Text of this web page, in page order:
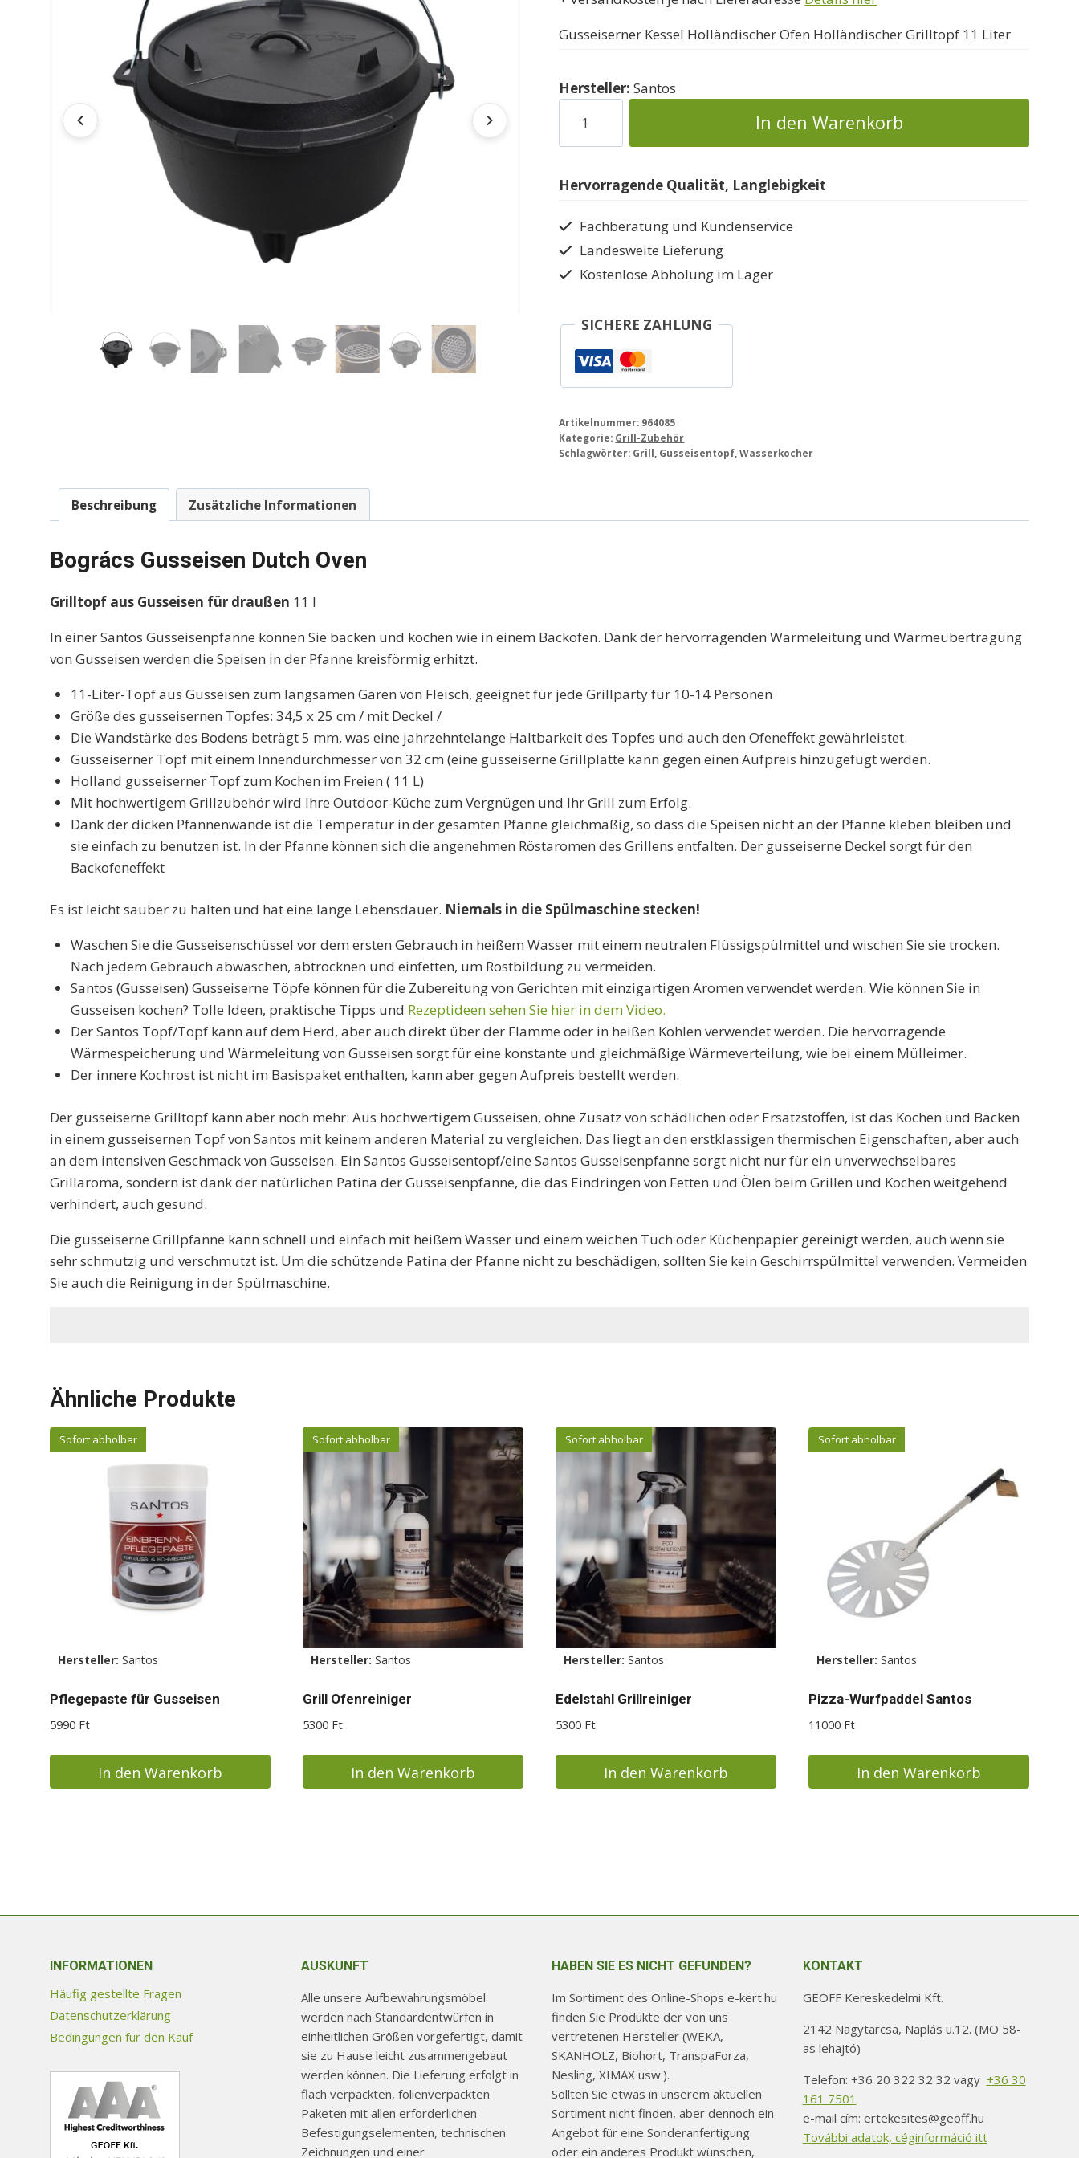
Gusseiserner Kessel Holländischer Ofen Holländischer Grilltopf 11 Liter
Hersteller:Santos
Gusseisen
Dutch
Menge
In den Warenkorb
Hervorragende Qualität, Langlebigkeit
Fachberatung und Kundenservice
Landesweite Lieferung
Kostenlose Abholung im Lager
SICHERE ZAHLUNG
Artikelnummer: 964085
Kategorie: Grill-Zubehör
Schlagwörter: Grill Gusseisentopf ,Wasserkocher
Beschreibung Zusätzliche Informationen
Bogrács Gusseisen Dutch Oven
Grilltopf aus Gusseisen für draußen 11 l
In einer Santos Gusseisenpfanne können Sie backen und kochen wie in einem Backofen. Dank der hervorragenden Wärmeleitung und Wärmeübertragung
von Gusseisen werden die Speisen in der Pfanne kreisförmig erhitzt.
11-Liter-Topf aus Gusseisen zum langsamen Garen von Fleisch, geeignet für jede Grillparty für 10-14 Personen
Größe des gusseisernen Topfes: 34,5 x 25 cm / mit Deckel /
Die Wandstärke des Bodens beträgt 5 mm, was eine jahrzehntelange Haltbarkeit des Topfes und auch den Ofeneffekt gewährleistet.
Gusseiserner Topf mit einem Innendurchmesser von 32 cm (eine gusseiserne Grillplatte kann gegen einen Aufpreis hinzugefügt werden.
Holland gusseiserner Topf zum Kochen im Freien ( 11 L)
Mit hochwertigem Grillzubehör wird Ihre Outdoor-Küche zum Vergnügen und Ihr Grill zum Erfolg.
Dank der dicken Pfannenwände ist die Temperatur in der gesamten Pfanne gleichmäßig, so dass die Speisen nicht an der Pfanne kleben bleiben und
sie einfach zu benutzen ist. In der Pfanne können sich die angenehmen Röstaromen des Grillens entfalten. Der gusseiserne Deckel sorgt für den
Backofeneffekt
Es ist leicht sauber zu halten und hat eine lange Lebensdauer. Niemals in die Spülmaschine stecken!
Waschen Sie die Gusseisenschüssel vor dem ersten Gebrauch in heißem Wasser mit einem neutralen Flüssigspülmittel und wischen Sie sie trocken.
Nach jedem Gebrauch abwaschen, abtrocknen und einfetten, um Rostbildung zu vermeiden.
Santos (Gusseisen) Gusseiserne Töpfe können für die Zubereitung von Gerichten mit einzigartigen Aromen verwendet werden. Wie können Sie in
Gusseisen kochen? Tolle Ideen, praktische Tipps und Rezeptideen sehen Sie hier in dem Video.
Der Santos Topf/Topf kann auf dem Herd, aber auch direkt über der Flamme oder in heißen Kohlen verwendet werden. Die hervorragende
Wärmespeicherung und Wärmeleitung von Gusseisen sorgt für eine konstante und gleichmäßige Wärmeverteilung, wie bei einem Mülleimer.
Der innere Kochrost ist nicht im Basispaket enthalten, kann aber gegen Aufpreis bestellt werden.
Der gusseiserne Grilltopf kann aber noch mehr: Aus hochwertigem Gusseisen, ohne Zusatz von schädlichen oder Ersatzstoffen, ist das Kochen und Backen
in einem gusseisernen Topf von Santos mit keinem anderen Material zu vergleichen. Das liegt an den erstklassigen thermischen Eigenschaften, aber auch
an dem intensiven Geschmack von Gusseisen. Ein Santos Gusseisentopf/eine Santos Gusseisenpfanne sorgt nicht nur für ein unverwechselbares
Grillaroma, sondern ist dank der natürlichen Patina der Gusseisenpfanne, die das Eindringen von Fetten und Ölen beim Grillen und Kochen weitgehend
verhindert, auch gesund.
Die gusseiserne Grillpfanne kann schnell und einfach mit heißem Wasser und einem weichen Tuch oder Küchenpapier gereinigt werden, auch wenn sie
sehr schmutzig und verschmutzt ist. Um die schützende Patina der Pfanne nicht zu beschädigen, sollten Sie kein Geschirrspülmittel verwenden. Vermeiden
Sie auch die Reinigung in der Spülmaschine.
Ähnliche Produkte
Sofort abholbar
Hersteller: Santos
Pflegepaste für Gusseisen
5990 Ft
In den Warenkorb
Sofort abholbar
Hersteller: Santos
Grill Ofenreiniger
5300 Ft
In den Warenkorb
Sofort abholbar
Hersteller: Santos
Edelstahl Grillreiniger
5300 Ft
In den Warenkorb
Sofort abholbar
Hersteller: Santos
Pizza-Wurfpaddel Santos
11000 Ft
In den Warenkorb
INFORMATIONEN
Häufig gestellte Fragen
Datenschutzerklärung
Bedingungen für den Kauf
AUSKUNFT
Alle unsere Aufbewahrungsmöbel
werden nach Standardentwürfen in
einheitlichen Größen vorgefertigt, damit
sie zu Hause leicht zusammengebaut
werden können. Die Lieferung erfolgt in
flach verpackten, folienverpackten
Paketen mit allen erforderlichen
Befestigungselementen, technischen
Zeichnungen und einer
HABEN SIE ES NICHT GEFUNDEN?
Im Sortiment des Online-Shops e-kert.hu
finden Sie Produkte der von uns
vertretenen Hersteller (WEKA,
SKANHOLZ, Biohort, TranspaForza,
Nesling, XIMAX usw.).
Sollten Sie etwas in unserem aktuellen
Sortiment nicht finden, aber dennoch ein
Angebot für eine Sonderanfertigung
oder ein anderes Produkt wünschen,
KONTAKT
GEOFF Kereskedelmi Kft.
2142 Nagytarcsa, Naplás u.12. (MO 58-
as lehajtó)
Telefon: +36 20 322 32 32 vagy +36 30
161 7501
e-mail cím: ertekesites@geoff.hu
További adatok, céginformáció itt